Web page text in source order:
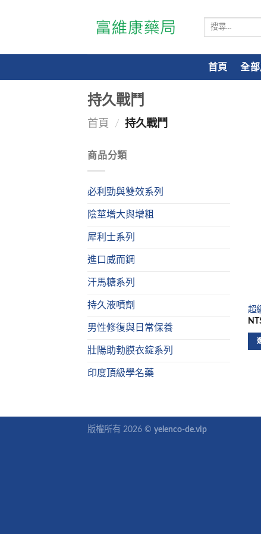
搜
鍵
字:
首頁 全
持久戰鬥
首頁 / 持久戰鬥
商品分類
必利勁與雙效系列
陰莖增大與增粗
犀利士系列
進口威而鋼
汗馬糖系列
持久液噴劑
男性修復與日常保養
壯陽助勃膜衣錠系列
印度頂級學名藥
超
版權所有 2026 © yelenco-de.vip